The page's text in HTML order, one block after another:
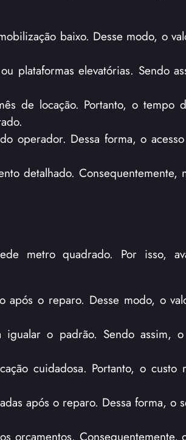
baixo. Desse modo, o
plataformas elevatórias. Sendo
de locação. Portanto, o tempo
operador. Dessa forma, o
detalhado. Consequentemente,
metro quadrado. Por isso,
após o reparo. Desse modo, o
igualar o padrão. Sendo assim,
cuidadosa. Portanto, o custo
após o reparo. Dessa forma, o
orçamentos. Consequentemente,